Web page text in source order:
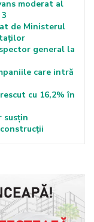
moderat al
de Ministerul
general la
care intră
cu 16,2% în
susțin